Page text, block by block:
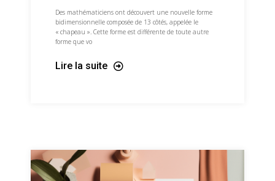
Des mathématiciens ont découvert une nouvelle forme
bidimensionnelle composée de 13 côtés, appelée le
« chapeau ». Cette forme est différente de toute autre
forme que vo
Lire la suite